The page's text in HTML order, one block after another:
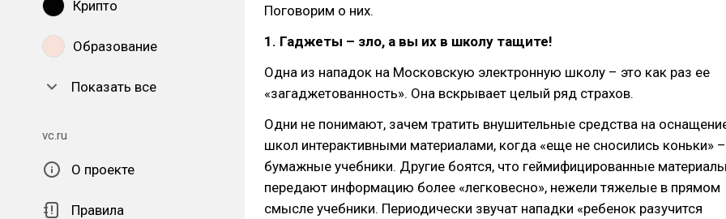
Крипто
Образование
Показать все
vc.ru
О проекте
Правила
Поговорим о них.
1. Гаджеты – зло, а вы их в школу тащите!
Одна из нападок на Московскую электронную школу – это как раз ее
«загаджетованность». Она вскрывает целый ряд страхов.
Одни не понимают, зачем тратить внушительные средства на
школ интерактивными материалами, когда «еще не сносились коньки» –
бумажные учебники. Другие боятся, что геймифицированные
передают информацию более «легковесно», нежели тяжелые в прямом
смысле учебники. Периодически звучат нападки «ребенок разучится